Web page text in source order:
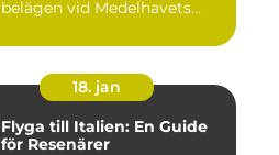
belägen vid Medelhavets...
18. jan
Flyga till Italien: En Guide
för Resenärer